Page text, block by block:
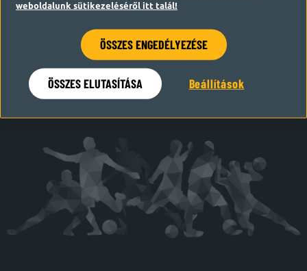
Hamarosan visszatérünk
weboldalunk sütikezeléséről itt talál!
ÖSSZES ENGEDÉLYEZÉSE
ÖSSZES ELUTASÍTÁSA Beállítások